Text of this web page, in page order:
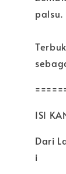
palsu.
ISI
Dari
i